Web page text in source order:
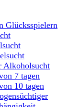
Glücksspielern
Alkoholsucht
7 tagen
10 tagen